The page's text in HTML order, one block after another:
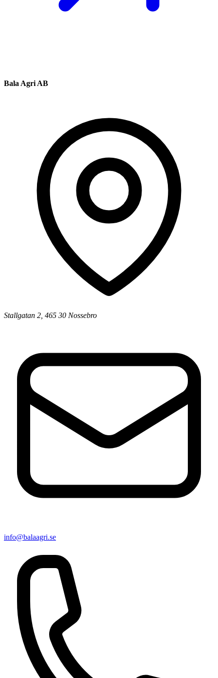
Bala Agri AB
Stallgatan 2, 465 30 Nossebro
info@balaagri.se